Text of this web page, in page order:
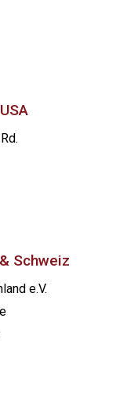
Schweiz
e.V.